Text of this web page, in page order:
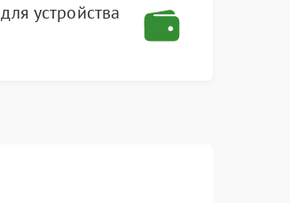
для устройства